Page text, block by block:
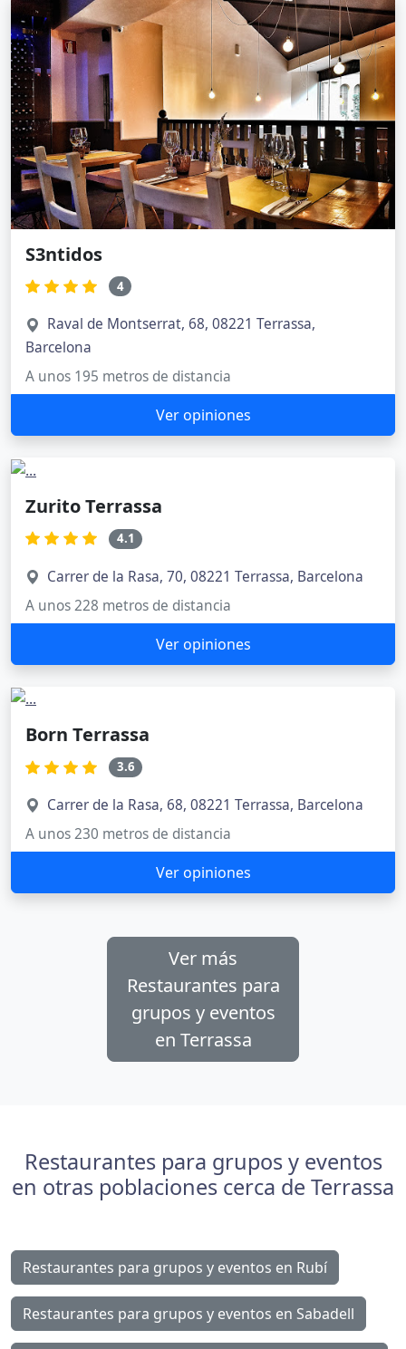
S3ntidos
4
Raval de Montserrat, 68, 08221 Terrassa,
Barcelona
A unos 195 metros de distancia
Ver opiniones
Zurito Terrassa
4.1
Carrer de la Rasa, 70, 08221 Terrassa, Barcelona
A unos 228 metros de distancia
Ver opiniones
Born Terrassa
3.6
Carrer de la Rasa, 68, 08221 Terrassa, Barcelona
A unos 230 metros de distancia
Ver opiniones
Ver más
Restaurantes para
grupos y eventos
en Terrassa
Restaurantes para grupos y eventos
en otras poblaciones cerca de Terrassa
Restaurantes para grupos y eventos en Rubí
Restaurantes para grupos y eventos en Sabadell